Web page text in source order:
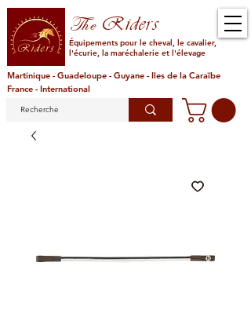
TheRiders
Équipements pour le cheval, le cavalier,
l'écurie, la maréchalerie et l'élevage
Martinique - Guadeloupe - Guyane - Iles de la Caraïbe
France - International